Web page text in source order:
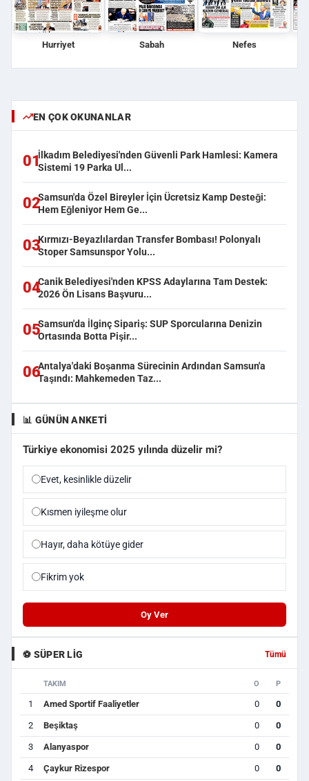
Hurriyet Sabah Nefes
EN ÇOK OKUNANLAR
01İlkadım Belediyesi'nden Güvenli Park Hamlesi: Kamera
Sistemi 19 Parka Ul...
02Samsun'da Özel Bireyler İçin Ücretsiz Kamp Desteği:
Hem Eğleniyor Hem Ge...
03Kırmızı-Beyazlılardan Transfer Bombası! Polonyalı
Stoper Samsunspor Yolu...
04Canik Belediyesi'nden KPSS Adaylarına Tam Destek:
2026 Ön Lisans Başvuru...
05Samsun'da İlginç Sipariş: SUP Sporcularına Denizin
Ortasında Botta Pişir...
06Antalya'daki Boşanma Sürecinin Ardından Samsun'a
Taşındı: Mahkemeden Taz...
📊 GÜNÜN ANKETI
Türkiye ekonomisi 2025 yılında düzelir mi?
Evet, kesinlikle düzelir
Kısmen iyileşme olur
Hayır, daha kötüye gider
Fikrim yok
Oy Ver
⚽ SÜPER LIG Tümü
TAKIM O P
1 Amed Sportif Faaliyetler 0 0
2 Beşiktaş 0 0
3 Alanyaspor 0 0
4 Çaykur Rizespor 0 0